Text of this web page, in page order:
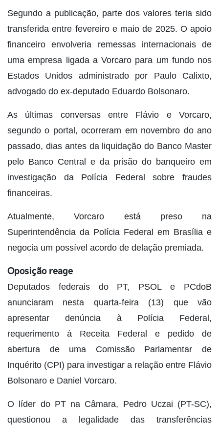
Segundo a publicação, parte dos valores teria sido
transferida entre fevereiro e maio de 2025. O apoio
financeiro envolveria remessas internacionais de
uma empresa ligada a Vorcaro para um fundo nos
Estados Unidos administrado por Paulo Calixto,
advogado do ex-deputado Eduardo Bolsonaro.
As últimas conversas entre Flávio e Vorcaro,
segundo o portal, ocorreram em novembro do ano
passado, dias antes da liquidação do Banco Master
pelo Banco Central e da prisão do banqueiro em
investigação da Polícia Federal sobre fraudes
financeiras.
Atualmente, Vorcaro está preso na
Superintendência da Polícia Federal em Brasília e
negocia um possível acordo de delação premiada.
Oposição reage
Deputados federais do PT, PSOL e PCdoB
anunciaram nesta quarta-feira (13) que vão
apresentar denúncia à Polícia Federal,
requerimento à Receita Federal e pedido de
abertura de uma Comissão Parlamentar de
Inquérito (CPI) para investigar a relação entre Flávio
Bolsonaro e Daniel Vorcaro.
O líder do PT na Câmara, Pedro Uczai (PT-SC),
questionou a legalidade das transferências